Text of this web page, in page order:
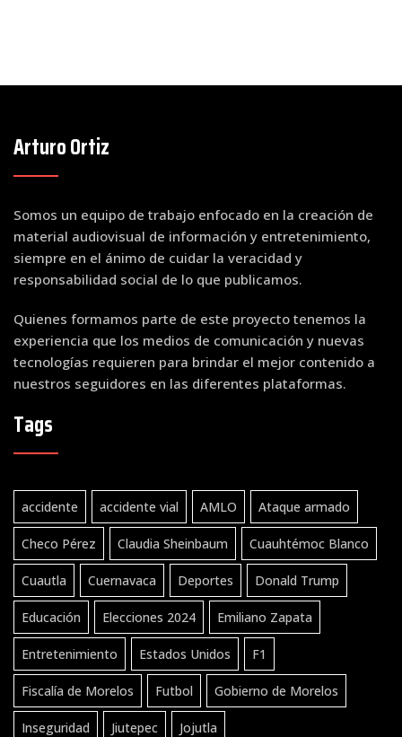
Arturo Ortiz
Somos un equipo de trabajo enfocado en la creación de
material audiovisual de información y entretenimiento,
siempre en el ánimo de cuidar la veracidad y
responsabilidad social de lo que publicamos.
Quienes formamos parte de este proyecto tenemos la
experiencia que los medios de comunicación y nuevas
tecnologías requieren para brindar el mejor contenido a
nuestros seguidores en las diferentes plataformas.
Tags
accidente accidente vial AMLO Ataque armado
Checo Pérez Claudia Sheinbaum Cuauhtémoc Blanco
Cuautla Cuernavaca Deportes Donald Trump
Educación Elecciones 2024 Emiliano Zapata
Entretenimiento Estados Unidos F1
Fiscalía de Morelos Futbol Gobierno de Morelos
Inseguridad Jiutepec Jojutla